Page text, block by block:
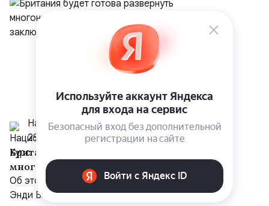
Национальный Курс
29 июля
Британия будет готова развернуть
многонациональные силы на Украине
после заключения мирного соглашения
Об этом заявил новый премьер - министр Англии
Энди Бернэм.